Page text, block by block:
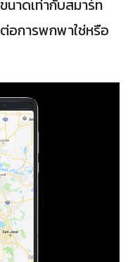
นาดเท่ากับสมาร์ท
อการพกพาใช่หรือ